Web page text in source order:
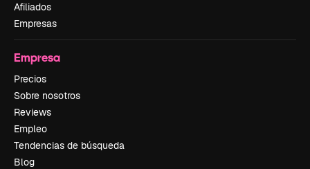
Afiliados
Empresas
Empresa
Precios
Sobre nosotros
Reviews
Empleo
Tendencias de búsqueda
Blog